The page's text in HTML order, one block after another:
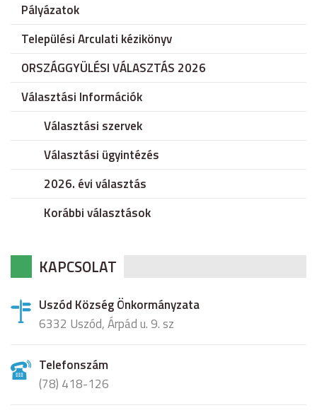
Pályázatok
Települési Arculati kézikönyv
ORSZÁGGYÜLÉSI VÁLASZTÁS 2026
Választási Információk
Választási szervek
Választási ügyintézés
2026. évi választás
Korábbi választások
KAPCSOLAT
Uszód Község Önkormányzata
6332 Uszód, Árpád u. 9. sz
Telefonszám
(78) 418-126